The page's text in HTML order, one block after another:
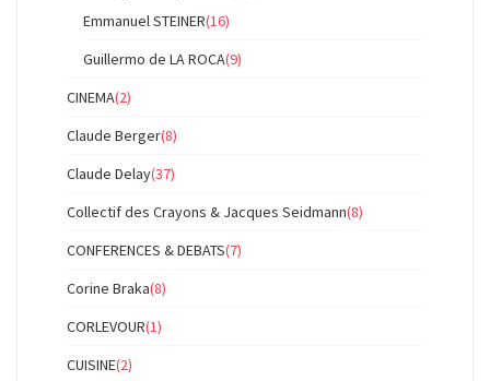
Emmanuel STEINER(16)
Guillermo de LA ROCA(9)
CINEMA(2)
Claude Berger(8)
Claude Delay(37)
Collectif des Crayons & Jacques Seidmann(8)
CONFERENCES & DEBATS(7)
Corine Braka(8)
CORLEVOUR(1)
CUISINE(2)